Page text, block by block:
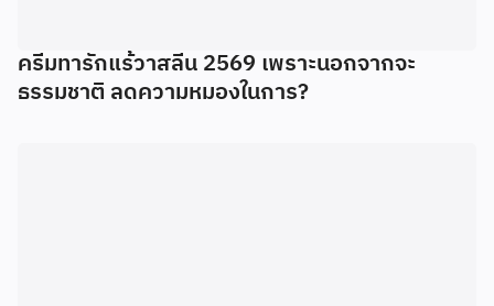
ครีมทารักแร้วาสลีน 2569 เพราะนอกจากจะ
ธรรมชาติ ลดความหมองในการ?